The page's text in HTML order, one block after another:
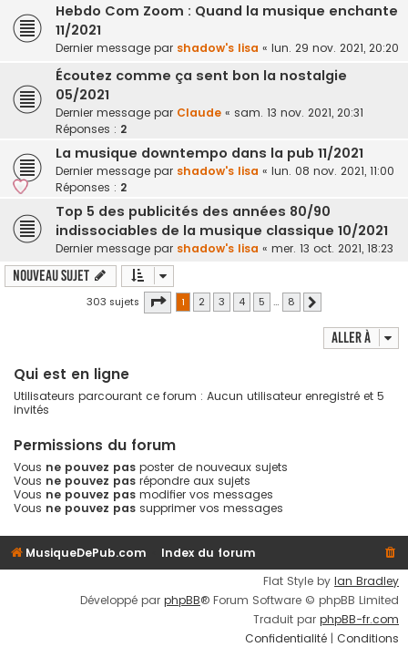
Hebdo Com Zoom : Quand la musique enchante
11/2021
Dernier message par shadow's lisa « lun. 29 nov. 2021, 20:20
Écoutez comme ça sent bon la nostalgie
05/2021
Dernier message par Claude « sam. 13 nov. 2021, 20:31
Réponses : 2
La musique downtempo dans la pub 11/2021
Dernier message par shadow's lisa « lun. 08 nov. 2021, 11:00
Réponses : 2
Top 5 des publicités des années 80/90
indissociables de la musique classique 10/2021
Dernier message par shadow's lisa « mer. 13 oct. 2021, 18:23
Nouveau sujet
303 sujets Page 1sur8
1 2 3 4 5 … 8
Aller à
Qui est en ligne
Utilisateurs parcourant ce forum : Aucun utilisateur enregistré et 5
invités
Permissions du forum
Vous ne pouvez pas poster de nouveaux sujets
Vous ne pouvez pas répondre aux sujets
Vous ne pouvez pas modifier vos messages
Vous ne pouvez pas supprimer vos messages
MusiqueDePub.com
Index du forum
Flat Style by Ian Bradley
Développé par phpBB® Forum Software © phpBB Limited
Traduit par phpBB-fr.com
Confidentialité | Conditions